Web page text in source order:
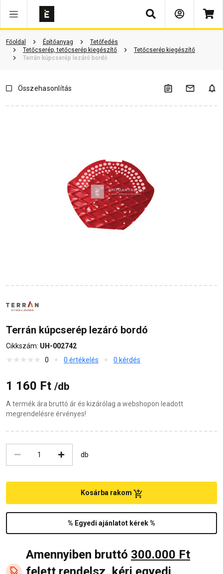
Keresés
Főoldal Építőanyag
Tetőfedés
Tetőcserép, tetőcserép kiegészítő
Tetőcserép kiegészítő
Terrán kúpcserép lezáró bordó
Vásárlói vélemények Kérdések és válaszok Kapcsolódó cikkek
Összehasonlítás
Terrán kúpcserép lezáró bordó
Cikkszám: UH-002742
0
0 értékelés 0 kérdés
1 160 Ft /db
A termék ára bruttó ár és kizárólag a webshopon leadott
megrendelésre érvényes!
db
% Egyedi ajánlatot kérek %
Kosárba rakom
Amennyiben bruttó 300.000 Ft